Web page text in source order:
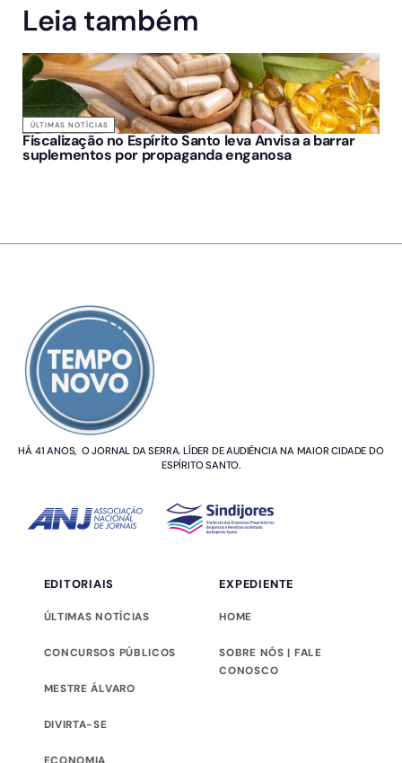
Leia também
ÚLTIMAS NOTÍCIAS
Fiscalização no Espírito Santo leva Anvisa a barrar
suplementos por propaganda enganosa
HÁ 41 ANOS, O JORNAL DA SERRA. LÍDER DE AUDIÊNCIA NA MAIOR CIDADE DO
ESPÍRITO SANTO.
EDITORIAIS
ÚLTIMAS NOTÍCIAS
CONCURSOS PÚBLICOS
MESTRE ÁLVARO
DIVIRTA-SE
EXPEDIENTE
HOME
SOBRE NÓS | FALE
CONOSCO